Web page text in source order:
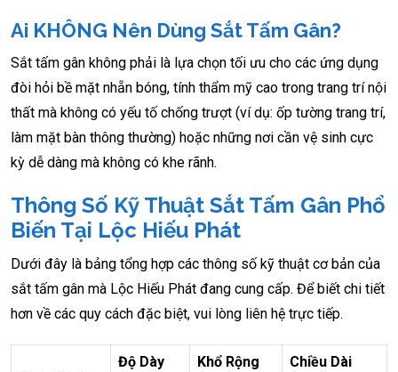
Ai KHÔNG Nên Dùng Sắt Tấm Gân?
Sắt tấm gân không phải là lựa chọn tối ưu cho các ứng dụng
đòi hỏi bề mặt nhẵn bóng, tính thẩm mỹ cao trong trang trí nội
thất mà không có yếu tố chống trượt (ví dụ: ốp tường trang trí,
làm mặt bàn thông thường) hoặc những nơi cần vệ sinh cực
kỳ dễ dàng mà không có khe rãnh.
Thông Số Kỹ Thuật Sắt Tấm Gân Phổ
Biến Tại Lộc Hiếu Phát
Dưới đây là bảng tổng hợp các thông số kỹ thuật cơ bản của
sắt tấm gân mà Lộc Hiếu Phát đang cung cấp. Để biết chi tiết
hơn về các quy cách đặc biệt, vui lòng liên hệ trực tiếp.
Độ Dày
Khổ Rộng
Chiều Dài